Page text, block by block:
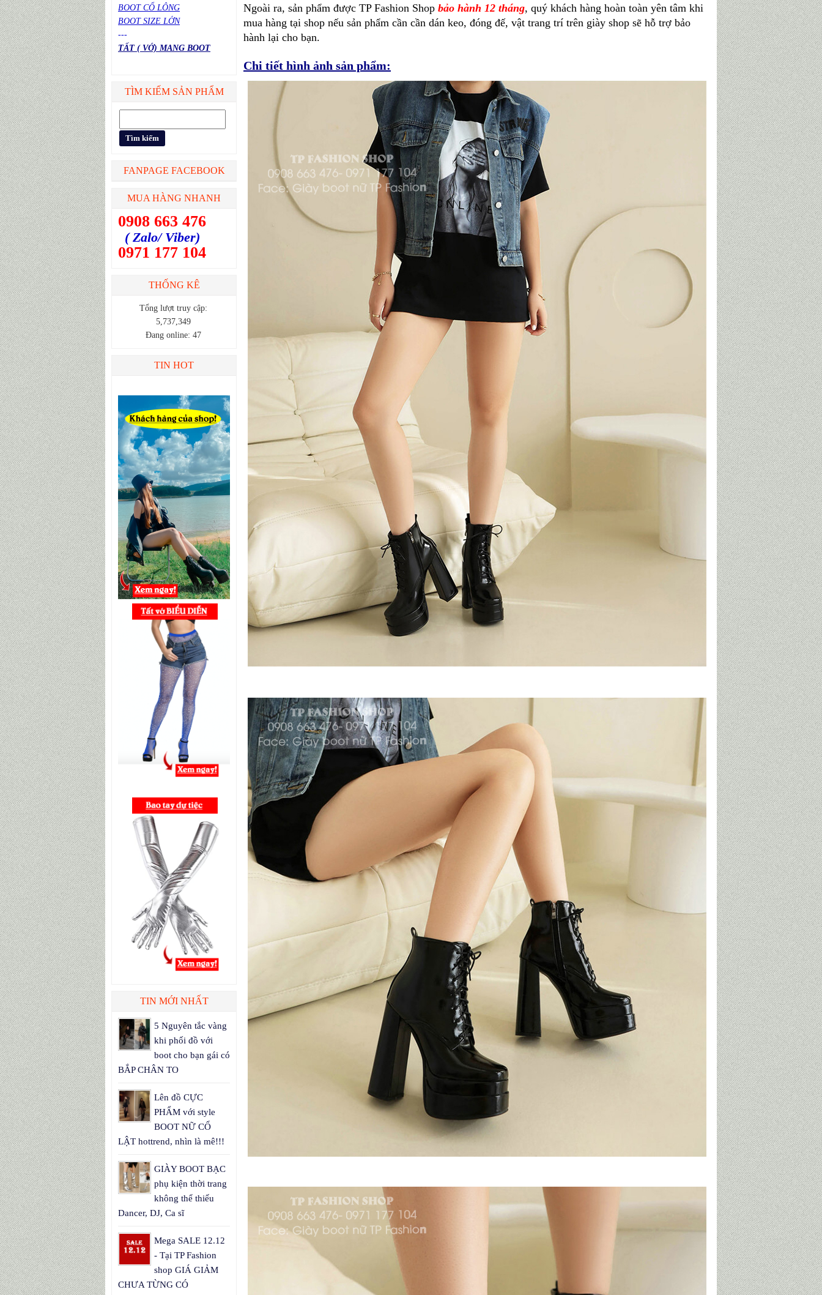
Ngoài ra, sản phẩm được TP Fashion Shop bảo hành 12 tháng, quý khách hàng hoàn toàn yên tâm khi
mua hàng tại shop nếu sản phẩm cần cần dán keo, đóng đế, vật trang trí trên giày shop sẽ hỗ trợ bảo
hành lại cho bạn.
Chi tiết hình ảnh sản phẩm:
BOOT CỔ LÔNG
BOOT SIZE LỚN
---
TẤT ( VỚ) MANG BOOT
TÌM KIẾM SẢN PHẨM
FANPAGE FACEBOOK
MUA HÀNG NHANH
0908 663 476
( Zalo/ Viber)
0971 177 104
THỐNG KÊ
Tổng lượt truy cập:
5,737,349
Đang online: 47
TIN HOT
TIN MỚI NHẤT
5 Nguyên tắc vàng
khi phối đồ với
boot cho bạn gái có
BẮP CHÂN TO
Lên đồ CỰC
PHẨM với style
BOOT NỮ CỔ
LẬT hottrend, nhìn là mê!!!
GIÀY BOOT BẠC
phụ kiện thời trang
không thể thiếu
Dancer, DJ, Ca sĩ
Mega SALE 12.12
- Tại TP Fashion
shop GIÁ GIẢM
CHƯA TỪNG CÓ